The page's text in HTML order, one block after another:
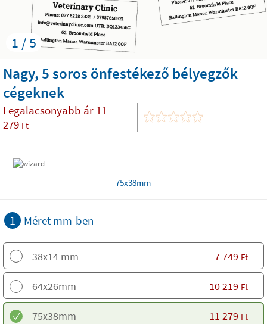
1 / 5
Nagy, 5 soros önfestékező bélyegzők
cégeknek
Legalacsonyabb ár 11
279 Ft
75x38mm
1 Méret mm-ben
38x14 mm 7 749 Ft
64x26mm 10 219 Ft
75x38mm 11 279 Ft